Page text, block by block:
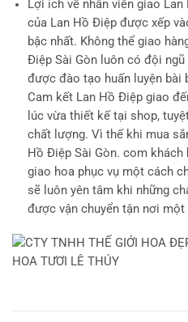
Lợi ích về nhân viên giao
của Lan Hồ Điệp được xếp
bậc nhất. Không thể giao
Điệp Sài Gòn luôn có đội ngũ
được đào tạo huấn luyện bài
Cam kết Lan Hồ Điệp giao
lúc vừa thiết kế tại shop,
chất lượng. Vì thế khi mua
Hồ Điệp Sài Gòn. com
giao hoa phục vụ một cách
sẽ luôn yên tâm khi những
được vận chuyển tận nơi một